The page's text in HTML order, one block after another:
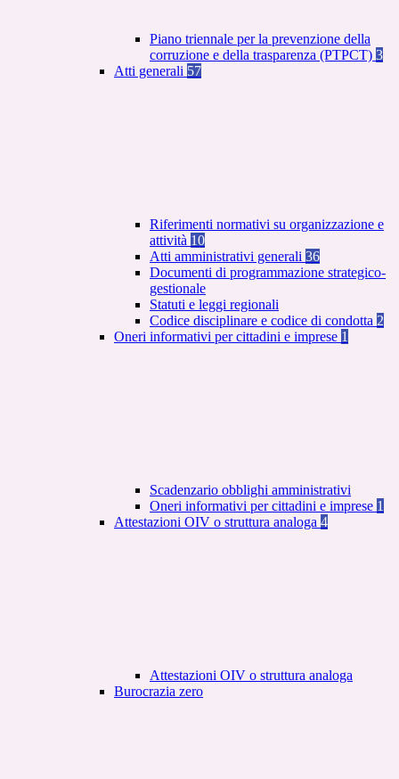
Piano triennale per la prevenzione della
corruzione e della trasparenza (PTPCT) 3
Atti generali 57
Riferimenti normativi su organizzazione e
attività 10
Atti amministrativi generali 36
Documenti di programmazione strategico-
gestionale
Statuti e leggi regionali
Codice disciplinare e codice di condotta 2
Oneri informativi per cittadini e imprese 1
Scadenzario obblighi amministrativi
Oneri informativi per cittadini e imprese 1
Attestazioni OIV o struttura analoga 4
Attestazioni OIV o struttura analoga
Burocrazia zero